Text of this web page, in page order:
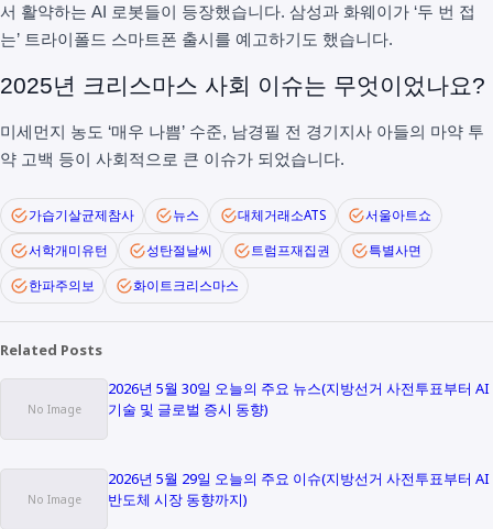
서 활약하는 AI 로봇들이 등장했습니다. 삼성과 화웨이가 ‘두 번 접
는’ 트라이폴드 스마트폰 출시를 예고하기도 했습니다.
2025년 크리스마스 사회 이슈는 무엇이었나요?
미세먼지 농도 ‘매우 나쁨’ 수준, 남경필 전 경기지사 아들의 마약 투
약 고백 등이 사회적으로 큰 이슈가 되었습니다.
가습기살균제참사 뉴스 대체거래소ATS
서울아트쇼
서학개미유턴
성탄절날씨 트럼프재집권
특별사면
한파주의보
화이트크리스마스
Related Posts
2026년 5월 30일 오늘의 주요 뉴스(지방선거 사전투표부터 AI
기술 및 글로벌 증시 동향)
2026년 5월 29일 오늘의 주요 이슈(지방선거 사전투표부터 AI
반도체 시장 동향까지)